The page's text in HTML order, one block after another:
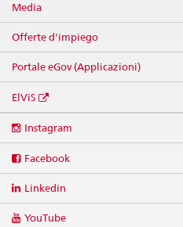
Media
Offerte d'impiego
Portale eGov (Applicazioni)
ElViS
media
Instagram
Facebook
Linkedin
YouTube